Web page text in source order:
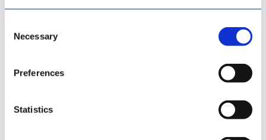
Selection
Necessary
Preferences
Statistics